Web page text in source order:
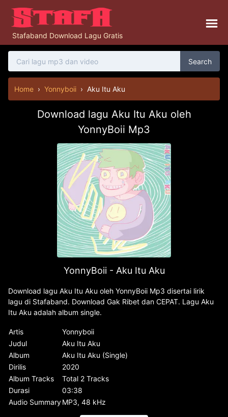
Stafaband Download Lagu Gratis
Search
Home › Yonnyboii › Aku Itu Aku
Download lagu Aku Itu Aku oleh
YonnyBoii Mp3
YonnyBoii - Aku Itu Aku
Download lagu Aku Itu Aku oleh YonnyBoii Mp3 disertai lirik
lagu di Stafaband. Download Gak Ribet dan CEPAT. Lagu Aku
Itu Aku adalah album single.
Artis
Yonnyboii
Judul
Aku Itu Aku
Album
Aku Itu Aku (Single)
Dirilis
2020
Album Tracks
Total 2 Tracks
Durasi
03:38
Audio SummaryMP3, 48 kHz